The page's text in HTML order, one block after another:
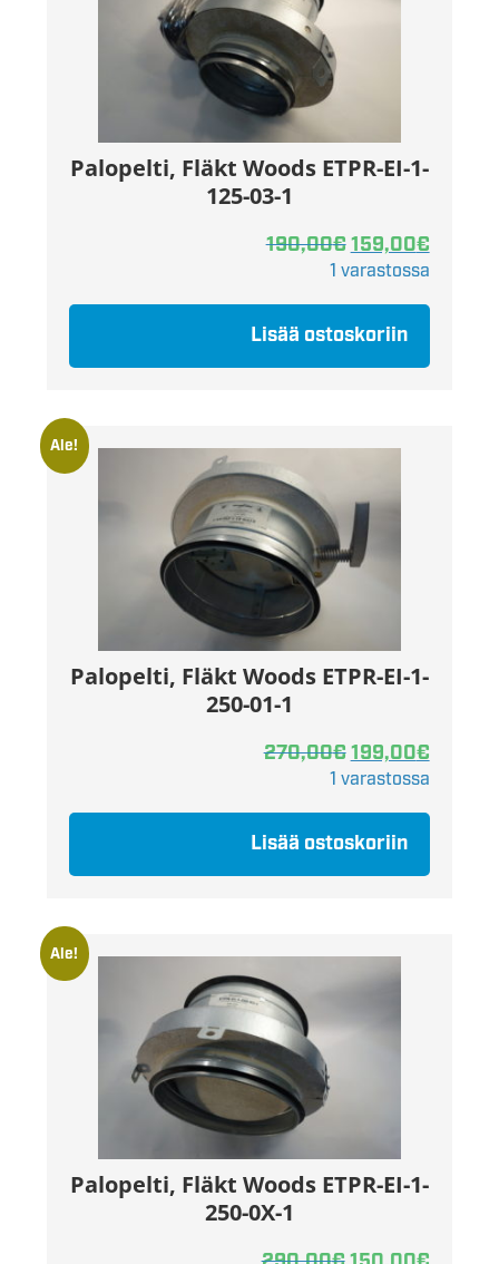
Palopelti, Fläkt Woods ETPR-EI-1-
125-03-1
190,00€159,00€
1 varastossa
Lisää ostoskoriin
Ale!
Palopelti, Fläkt Woods ETPR-EI-1-
250-01-1
270,00€199,00€
1 varastossa
Lisää ostoskoriin
Ale!
Palopelti, Fläkt Woods ETPR-EI-1-
250-0X-1